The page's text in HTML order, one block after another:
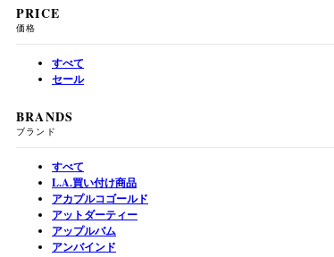
PRICE
価格
すべて
セール
BRANDS
ブランド
すべて
L.A.買い付け商品
アカプルコゴールド
アットダーティー
アップルバム
アンバインド